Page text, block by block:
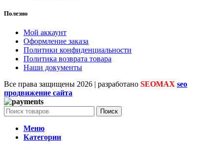
Полезно
Мой аккаунт
Оформление заказа
Политики конфиденциальности
Политика возврата товара
Наши документы
Все права защищены 2026 | разработано SEOMAX seo
продвижение сайта
Поиск
Меню
Категории